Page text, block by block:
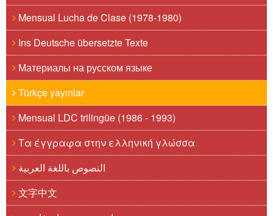
Mensual Lucha de Clase (1978-1980)
Ins Deutsche übersetzte Texte
Материалы на русском языке
Türkçe yayınlar
Mensual LDC trilingüe (1986 - 1993)
Τα έγγραφα στην ελληνική γλώσσα
النصوص باللغة العربية
文字中文